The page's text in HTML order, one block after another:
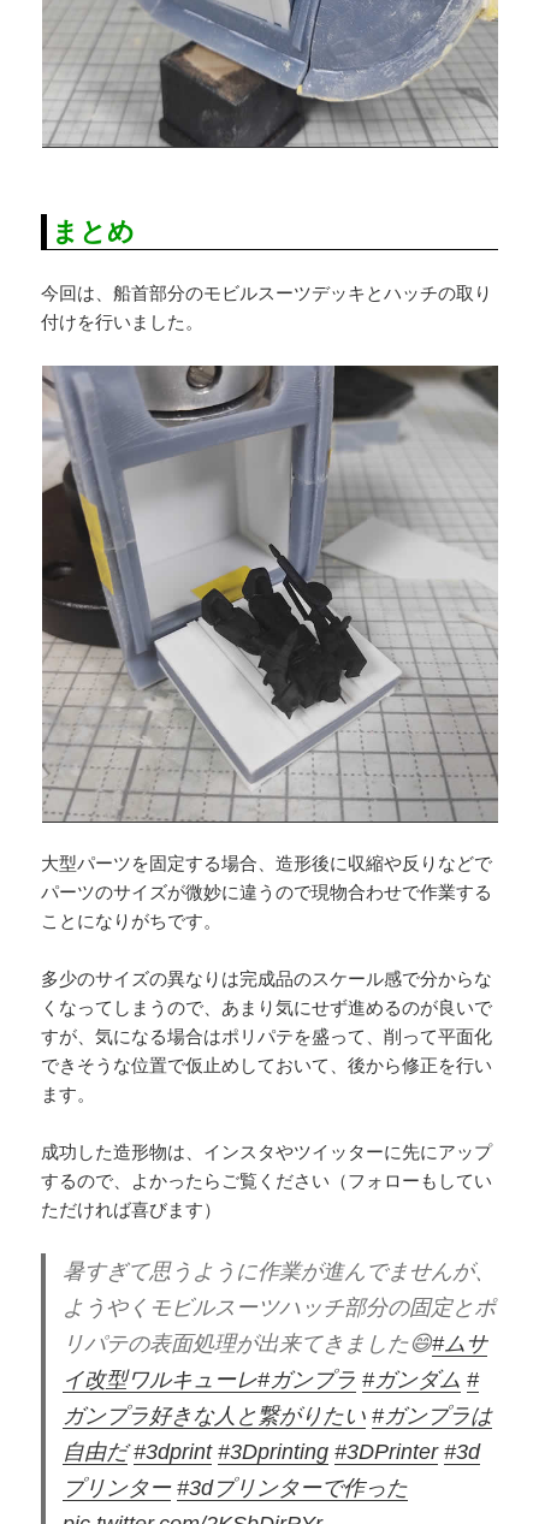
まとめ
今回は、船首部分のモビルスーツデッキとハッチの取り
付けを行いました。
大型パーツを固定する場合、造形後に収縮や反りなどで
パーツのサイズが微妙に違うので現物合わせで作業する
ことになりがちです。
多少のサイズの異なりは完成品のスケール感で分からな
くなってしまうので、あまり気にせず進めるのが良いで
すが、気になる場合はポリパテを盛って、削って平面化
できそうな位置で仮止めしておいて、後から修正を行い
ます。
成功した造形物は、インスタやツイッターに先にアップ
するので、よかったらご覧ください（フォローもしてい
ただければ喜びます）
暑すぎて思うように作業が進んでませんが、
ようやくモビルスーツハッチ部分の固定とポ
リパテの表面処理が出来てきました😄#ムサ
イ改型ワルキューレ#ガンプラ #ガンダム #
ガンプラ好きな人と繋がりたい #ガンプラは
自由だ #3dprint #3Dprinting #3DPrinter #3d
プリンター #3dプリンターで作った